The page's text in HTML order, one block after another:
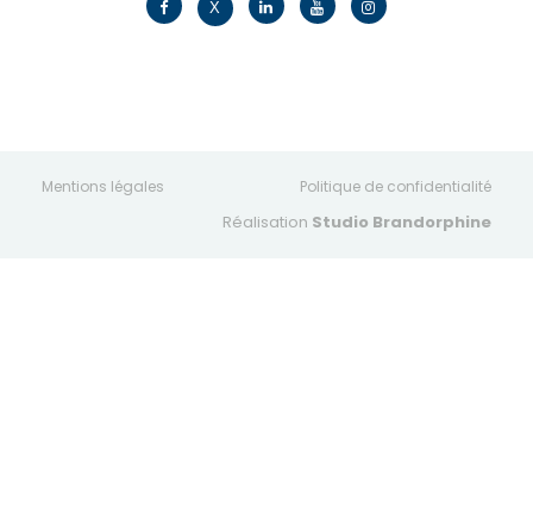
X
Mentions légales Politique de confidentialité
Réalisation Studio Brandorphine